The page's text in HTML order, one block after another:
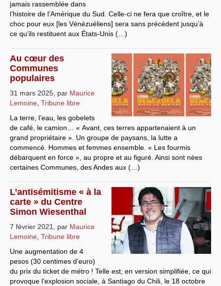
Nouvelles de l’antirépublique
Crises "Covid-19 & H1N1"
jamais rassemblée dans
l’histoire de l’Amérique du Sud. Celle-ci ne fera que croître, et le
choc pour eux [les Vénézuéliens] sera sans précédent jusqu’à
ce qu’ils restituent aux États-Unis (…)
Au cœur des
Communes
populaires
31 mars 2025 par Maurice
Lemoine Tribune libre
La terre, l’eau, les gobelets
de café, le camion… « Avant, ces terres appartenaient à un
grand propriétaire ». Un groupe de paysans, la lutte a
commencé. Hommes et femmes ensemble. « Les fourmis
débarquent en force », au propre et au figuré. Ainsi sont nées
certaines Communes, des Andes aux (…)
L’antisémitisme « à la
carte » du Centre
Simon Wiesenthal
7 février 2021 par Maurice
Lemoine Tribune libre
Une augmentation de 4
pesos (30 centimes d’euro)
du prix du ticket de métro ! Telle est, en version simplifiée, ce qui
provoque l’explosion sociale, à Santiago du Chili, le 18 octobre